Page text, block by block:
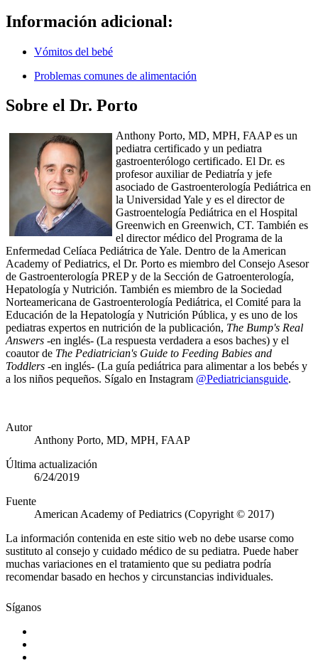
Información adicional:
Vómitos del bebé
Problemas comunes de alimentación
Sobre el Dr. Porto
Anthony Porto, MD, MPH, FAAP es un
pediatra certificado y un pediatra
gastroenterólogo certificado. El Dr. es
profesor auxiliar de Pediatría y jefe
asociado de Gastroenterología Pediátrica en
la Universidad Yale y es el director de
Gastroentelogía Pediátrica en el Hospital
Greenwich en Greenwich, CT. También es
el director médico del Programa de la
Enfermedad Celíaca Pediátrica de Yale. Dentro de la American
Academy of Pediatrics, el Dr. Porto es miembro del Consejo Asesor
de Gastroenterología PREP y de la Sección de Gatroenterología,
Hepatología y Nutrición. También es miembro de la Sociedad
Norteamericana de Gastroenterología Pediátrica, el Comité para la
Educación de la Hepatología y Nutrición Pública, y es uno de los
pediatras expertos en nutrición de la publicación, The Bump's Real
Answers -en inglés- (La respuesta verdadera a esos baches) y el
coautor de The Pediatrician's Guide to Feeding Babies and
Toddlers -en inglés- (La guía pediátrica para alimentar a los bebés y
a los niños pequeños. Sígalo en Instagram @Pediatriciansguide.
Autor
Anthony Porto, MD, MPH, FAAP
Última actualización
6/24/2019
Fuente
American Academy of Pediatrics (Copyright © 2017)
La información contenida en este sitio web no debe usarse como
sustituto al consejo y cuidado médico de su pediatra. Puede haber
muchas variaciones en el tratamiento que su pediatra podría
recomendar basado en hechos y circunstancias individuales.
Síganos